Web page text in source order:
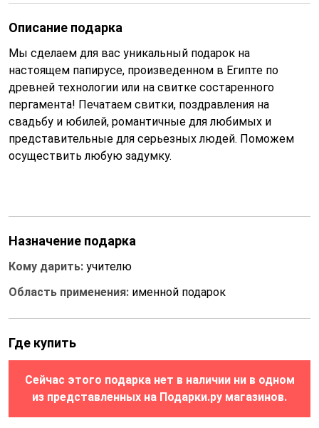
Описание подарка
Мы сделаем для вас уникальный подарок на
настоящем папирусе, произведенном в Египте по
древней технологии или на свитке состаренного
пергамента! Печатаем свитки, поздравления на
свадьбу и юбилей, романтичные для любимых и
представительные для серьезных людей. Поможем
осуществить любую задумку.
Назначение подарка
Кому дарить: учителю
Область применения: именной подарок
Где купить
Сейчас этого подарка нет в наличии ни в одном
из представленных на Подарки.ру магазинов.